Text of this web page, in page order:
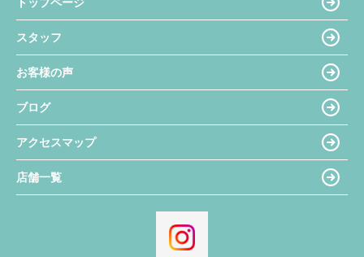
トップページ
スタッフ
お客様の声
ブログ
アクセスマップ
店舗一覧